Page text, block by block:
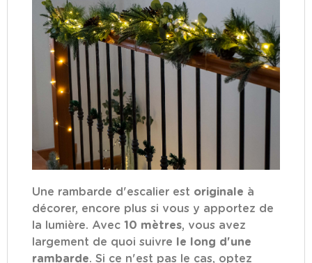
Une rambarde d'escalier est originale à
décorer, encore plus si vous y apportez de
la lumière. Avec 10 mètres, vous avez
largement de quoi suivre le long d'une
rambarde. Si ce n'est pas le cas, optez